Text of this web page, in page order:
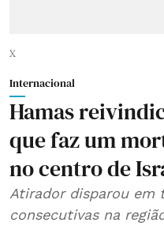
X
Internacional
Hamas
que faz um
no centro de
Atirador disparou em
consecutivas na